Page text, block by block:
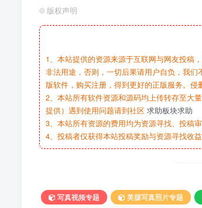
© 版权声明
1、本站提供的资源来源于互联网与网友投稿
非法用途，否则，一切后果请用户自负，我
版软件，购买注册，得到更好的正版服务。侵
2、本站所有软件资源和源码均上传转存至大
提供）遇到使用问题请到社区 求助板块求助
3、本站所有资源的费用均为资源寻找、投稿
4、投稿者仅获得本站投稿奖励与资源寻找收
写真视频专题 美腿写真照片专题